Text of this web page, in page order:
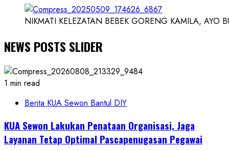
NIKMATI KELEZATAN BEBEK GORENG KAMILA, AYO
NEWS POSTS SLIDER
1 min read
Berita KUA Sewon Bantul DIY
KUA Sewon Lakukan Penataan Organisasi, Jaga
Layanan Tetap Optimal Pascapenugasan Pegawai